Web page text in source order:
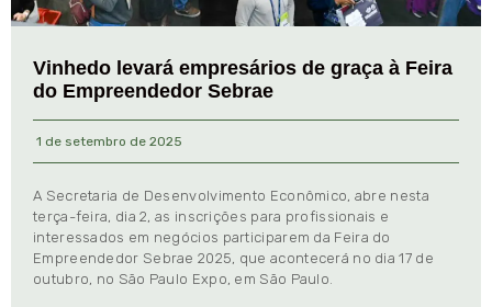
Vinhedo levará empresários de graça à Feira
do Empreendedor Sebrae
1 de setembro de 2025
A Secretaria de Desenvolvimento Econômico, abre nesta
terça-feira, dia 2, as inscrições para profissionais e
interessados em negócios participarem da Feira do
Empreendedor Sebrae 2025, que acontecerá no dia 17 de
outubro, no São Paulo Expo, em São Paulo.